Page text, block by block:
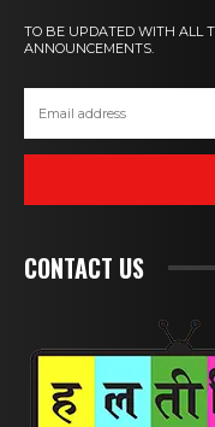
TO BE UPDATED WITH ALL
ANNOUNCEMENTS.
CONTACT US